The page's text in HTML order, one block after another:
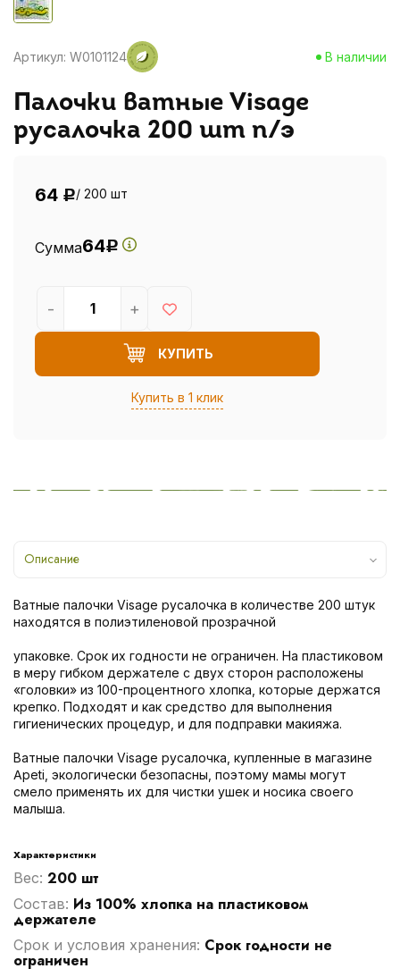
Артикул: W0101124 В наличии
Палочки ватные Visage
русалочка 200 шт п/э
64 Р/ 200 шт
Сумма64Р
КУПИТЬ
Купить в 1 клик
- +
Описание
Ватные палочки Visage русалочка в количестве 200 штук
находятся в полиэтиленовой прозрачной
упаковке. Срок их годности не ограничен. На пластиковом
в меру гибком держателе с двух сторон расположены
«головки» из 100-процентного хлопка, которые держатся
крепко. Подходят и как средство для выполнения
гигиенических процедур, и для подправки макияжа.
Ватные палочки Visage русалочка, купленные в магазине
Apeti, экологически безопасны, поэтому мамы могут
смело применять их для чистки ушек и носика своего
малыша.
Характеристики
Вес: 200 шт
Cостав: Из 100% хлопка на пластиковом
держателе
Срок и условия хранения: Срок годности не
ограничен